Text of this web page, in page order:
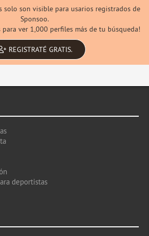
solo son visible para usarios registrados de
Sponsoo.
ver 1,000 perfiles más de tu búsqueda!
REGISTRATÉ GRATIS.
deportistas